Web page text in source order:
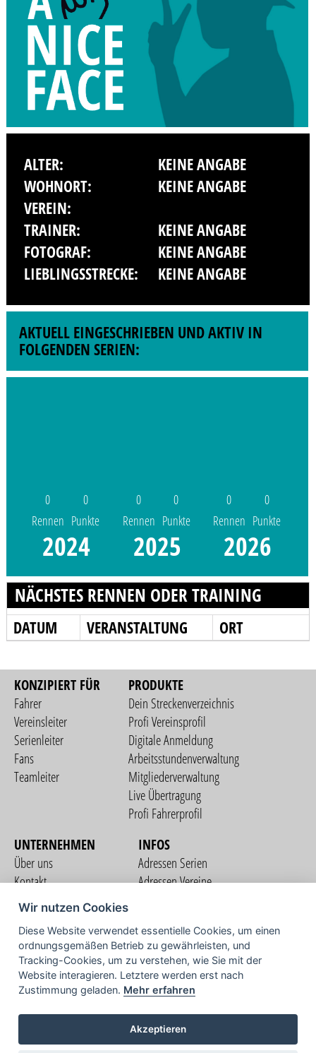
ALTER:
KEINE ANGABE
WOHNORT:
KEINE ANGABE
VEREIN:
TRAINER:
KEINE ANGABE
FOTOGRAF:
KEINE ANGABE
LIEBLINGSSTRECKE:
KEINE ANGABE
AKTUELL EINGESCHRIEBEN UND AKTIV IN
FOLGENDEN SERIEN:
0
Rennen
0
Punkte
2024
0
Rennen
0
Punkte
2025
0
Rennen
0
Punkte
2026
NÄCHSTES RENNEN ODER TRAINING
DATUM VERANSTALTUNG ORT
KONZIPIERT FÜR
Fahrer
Vereinsleiter
Serienleiter
Fans
Teamleiter
PRODUKTE
Dein Streckenverzeichnis
Profi Vereinsprofil
Digitale Anmeldung
Arbeitsstundenverwaltung
Mitgliederverwaltung
Live Übertragung
Profi Fahrerprofil
UNTERNEHMEN
Über uns
Kontakt
Nutzungsbedingungen
Datenschutzerklärung
Impressum
INFOS
Adressen Serien
Adressen Vereine
COMMUNITY
TV
Wir nutzen Cookies
Diese Website verwendet essentielle Cookies, um einen
ordnungsgemäßen Betrieb zu gewährleisten, und
Tracking-Cookies, um zu verstehen, wie Sie mit der
Website interagieren. Letztere werden erst nach
Zustimmung geladen. Mehr erfahren
Akzeptieren